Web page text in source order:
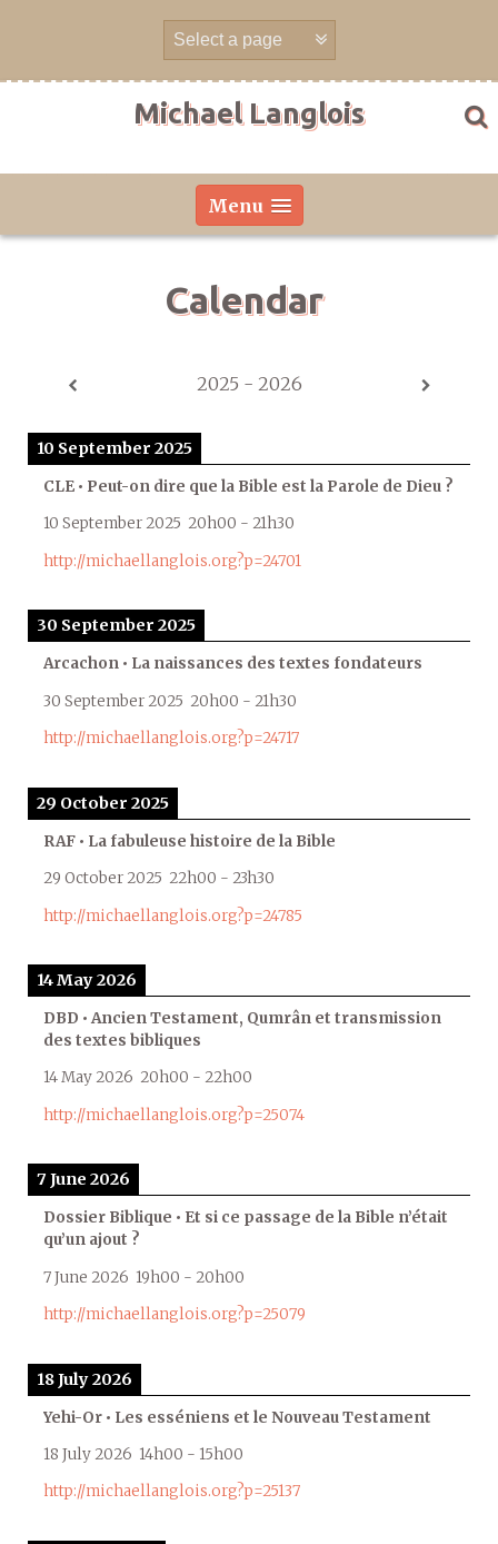
Michael Langlois
Menu
Calendar
2025 - 2026
10 September 2025
CLE • Peut-on dire que la Bible est la Parole de Dieu ?
10 September 2025 20h00 - 21h30
http://michaellanglois.org?p=24701
30 September 2025
Arcachon • La naissances des textes fondateurs
30 September 2025 20h00 - 21h30
http://michaellanglois.org?p=24717
29 October 2025
RAF • La fabuleuse histoire de la Bible
29 October 2025 22h00 - 23h30
http://michaellanglois.org?p=24785
14 May 2026
DBD • Ancien Testament, Qumrân et transmission
des textes bibliques
14 May 2026 20h00 - 22h00
http://michaellanglois.org?p=25074
7 June 2026
Dossier Biblique • Et si ce passage de la Bible n’était
qu’un ajout ?
7 June 2026 19h00 - 20h00
http://michaellanglois.org?p=25079
18 July 2026
Yehi-Or • Les esséniens et le Nouveau Testament
18 July 2026 14h00 - 15h00
http://michaellanglois.org?p=25137